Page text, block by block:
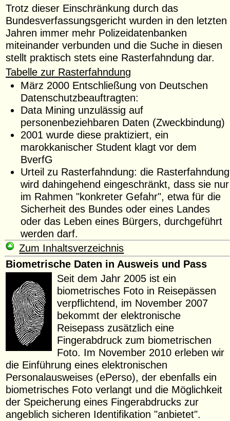
Trotz dieser Einschränkung durch das
Bundesverfassungsgericht wurden in den letzten
Jahren immer mehr Polizeidatenbanken
miteinander verbunden und die Suche in diesen
stellt praktisch stets eine Rasterfahndung dar.
Tabelle zur Rasterfahndung
März 2000 Entschließung von Deutschen
Datenschutzbeauftragten:
Data Mining unzulässig auf
personenbeziehbaren Daten (Zweckbindung)
2001 wurde diese praktiziert, ein
marokkanischer Student klagt vor dem
BverfG
Urteil zu Rasterfahndung: die Rasterfahndung
wird dahingehend eingeschränkt, dass sie nur
im Rahmen "konkreter Gefahr", etwa für die
Sicherheit des Bundes oder eines Landes
oder das Leben eines Bürgers, durchgeführt
werden darf.
Zum Inhaltsverzeichnis
Biometrische Daten in Ausweis und Pass
Seit dem Jahr 2005 ist ein
biometrisches Foto in Reisepässen
verpflichtend, im November 2007
bekommt der elektronische
Reisepass zusätzlich eine
Fingerabdruck zum biometrischen
Foto. Im November 2010 erleben wir
die Einführung eines elektronischen
Personalausweises (ePerso), der ebenfalls ein
biometrisches Foto verlangt und die Möglichkeit
der Speicherung eines Fingerabdrucks zur
angeblich sicheren Identifikation "anbietet".